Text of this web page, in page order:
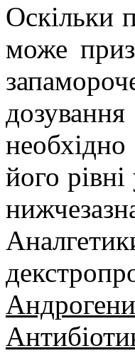
Оскільки
може
його
Андрогени